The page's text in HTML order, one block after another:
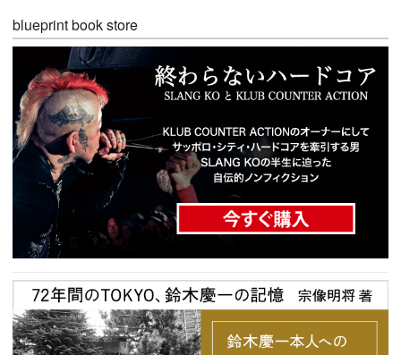
blueprint book store